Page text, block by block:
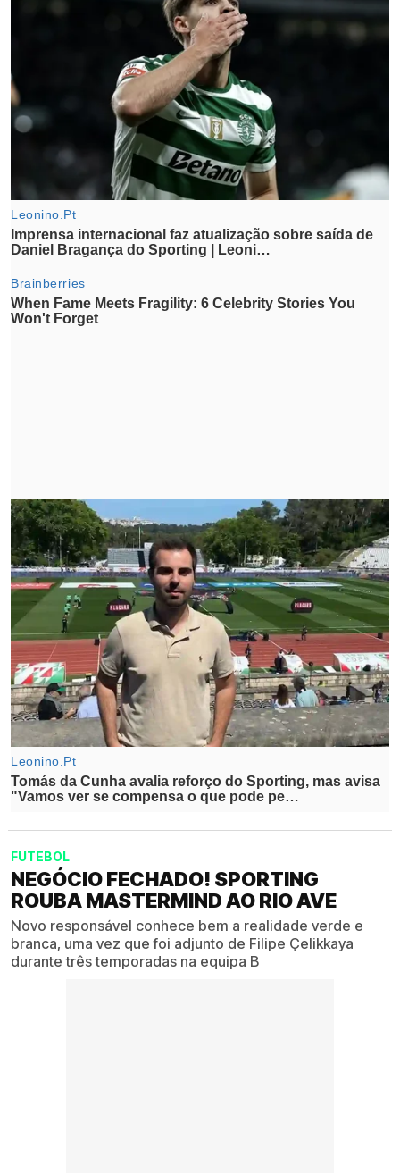
FUTEBOL
NEGÓCIO FECHADO! SPORTING
ROUBA MASTERMIND AO RIO AVE
Novo responsável conhece bem a realidade verde e
branca, uma vez que foi adjunto de Filipe Çelikkaya
durante três temporadas na equipa B